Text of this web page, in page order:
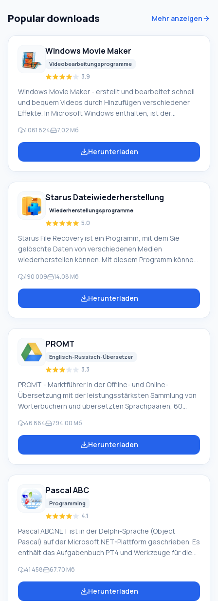
Anzahl erforderlicher Aktionen erleichtert. Funktionen
Popular downloads Mehr anzeigen
Windows Movie Maker
Videobearbeitungsprogramme
3.9
Windows Movie Maker - erstellt und bearbeitet schnell
und bequem Videos durch Hinzufügen verschiedener
Effekte. In Microsoft Windows enthalten, ist der
Windows Live-Softwarepakets von Microsoft.
Funktionen von Windows Movie Maker: Video von
verschiedenen Quellen aufnehmen (Camcorder,
hinzufügen, verwenden zwischen
1 061 824 7.02 Мб
Herunterladen
Starus Dateiwiederherstellung
Wiederherstellungsprogramme
5.0
Starus File Recovery ist ein Programm, mit dem Sie
gelöschte Daten von verschiedenen Medien
wiederherstellen können. Mit diesem Programm können
Weise verloren gegangen sind. Zum Beispiel wurden sie
unter Umgehung des Papierkorbs gelöscht, von
Schadsoftware versteckt, aufgrund von
verschiedenen Geräten wie Festplatten, SS
190 009 14.08 Мб
Herunterladen
PROMT
Englisch-Russisch-Übersetzer
3.3
PROMT - Marktführer in der Offline- und Online-
Übersetzung mit der leistungsstärksten Sammlung von
Wörterbüchern und übersetzten Sprachpaaren, 60
Unternehmen, Entwickler von Übersetzungssystemen
für Privatanwender und Unternehmen. Die PROMT-
Software bietet Übersetzungen beliebiger Texte mit
russische Oberfläche oder E-Mails von einem
ausländischen Unternehmen.
46 864 794.00 Мб
Herunterladen
Pascal ABC
Programming
4.1
Pascal ABC.NET ist in der Delphi-Sprache (Object
Pascal) auf der Microsoft.NET-Plattform geschrieben. Es
enthält das Aufgabenbuch PT4 und Werkzeuge für die
Informatikunterricht der Schulen beim Erlernen der
Programmierung verwendet werden. Der Hauptzweck
des Programmsystems Pascal ABC.NET ist das Studium
41 458 67.70 Мб
Herunterladen